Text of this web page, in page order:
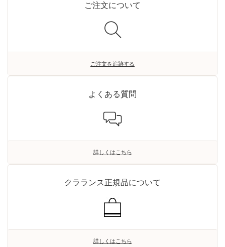
ご注文について
ご注文を追跡する
よくある質問
詳しくはこちら
クラランス正規品について
詳しくはこちら